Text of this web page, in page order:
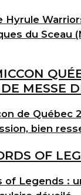
Hyrule
du Sceau
de Québec
bien
of Legends :